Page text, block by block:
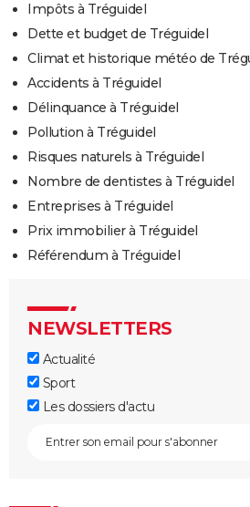
Impôts à Tréguidel
Dette et budget de Tréguidel
Climat et historique météo de
Accidents à Tréguidel
Délinquance à Tréguidel
Pollution à Tréguidel
Risques naturels à Tréguidel
Nombre de dentistes à Tréguidel
Entreprises à Tréguidel
Prix immobilier à Tréguidel
Référendum à Tréguidel
NEWSLETTERS
Actualité
Sport
Les dossiers d'actu